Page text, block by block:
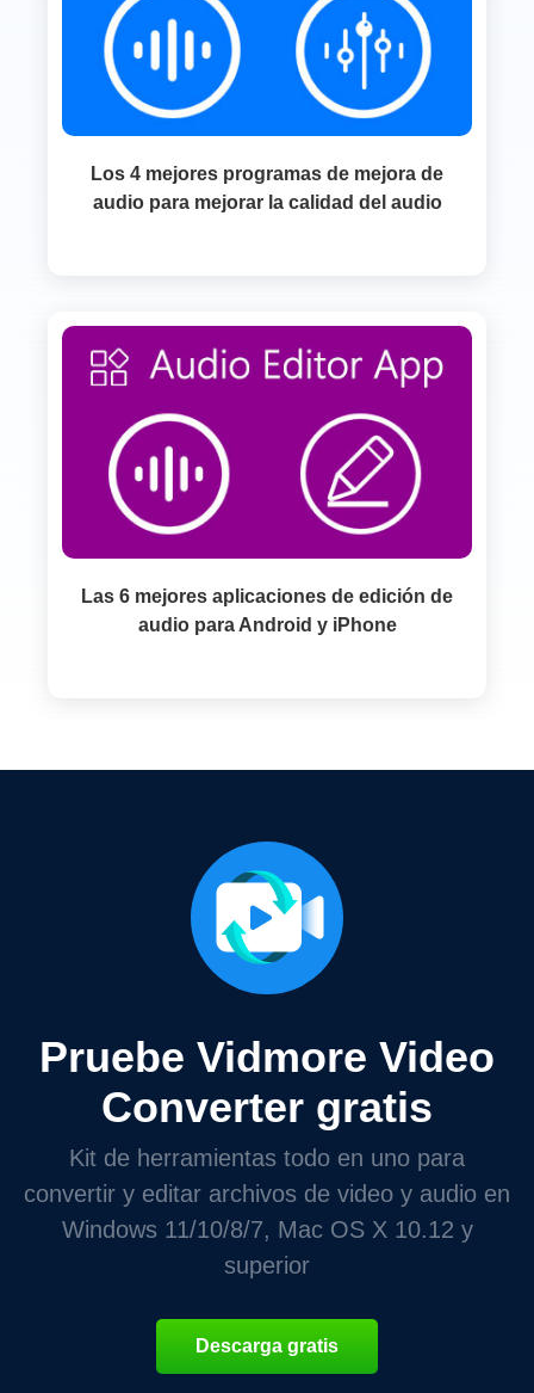
Los 4 mejores programas de mejora de
audio para mejorar la calidad del audio
Las 6 mejores aplicaciones de edición de
audio para Android y iPhone
Pruebe Vidmore Video
Converter gratis
Kit de herramientas todo en uno para
convertir y editar archivos de video y audio en
Windows 11/10/8/7, Mac OS X 10.12 y
superior
Descarga gratis